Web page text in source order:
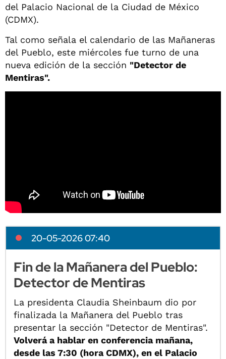
del Palacio Nacional de la Ciudad de México
(CDMX).
Tal como señala el calendario de las Mañaneras
del Pueblo, este miércoles fue turno de una
nueva edición de la sección "Detector de
Mentiras".
20-05-2026 07:40
Fin de la Mañanera del Pueblo:
Detector de Mentiras
La presidenta Claudia Sheinbaum dio por
finalizada la Mañanera del Pueblo tras
presentar la sección "Detector de Mentiras".
Volverá a hablar en conferencia mañana,
desde las 7:30 (hora CDMX), en el Palacio